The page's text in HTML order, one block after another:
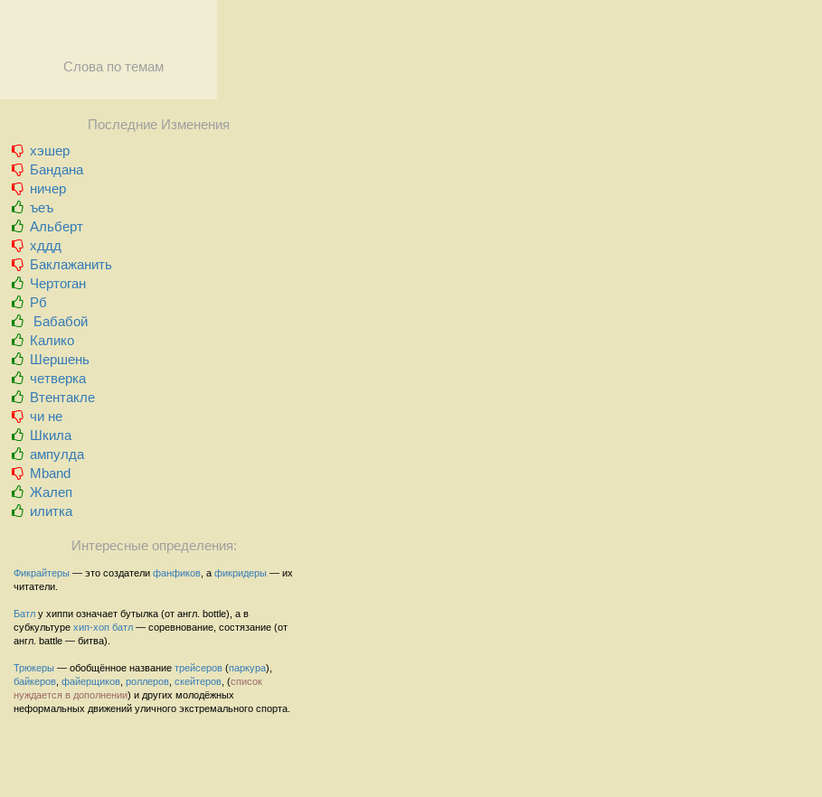
Слова по темам
Последние Изменения
хэшер
Бандана
ничер
ъеъ
Альберт
хддд
Баклажанить
Чертоган
Рб
Бабабой
Калико
Шершень
четверка
Втентакле
чи не
Шкила
ампулда
Mband
Жалеп
илитка
Интересные определения:
Фикрайтеры — это создатели фанфиков , а фикридеры — их
читатели.
Батл у хиппи означает бутылка (от англ. bottle), а в
субкультуре хип-хоп батл — соревнование, состязание (от
англ. battle — битва).
Трюкеры — обобщённое название трейсеров (паркура),
байкеров файерщиков роллеров скейтеров , (список
нуждается в дополнении) и других молодёжных
неформальных движений уличного экстремального спорта.